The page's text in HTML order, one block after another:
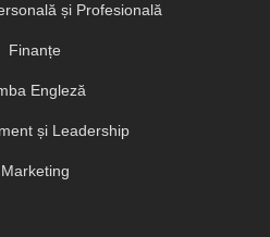
și Profesională
Finanțe
Engleză
și Leadership
Marketing